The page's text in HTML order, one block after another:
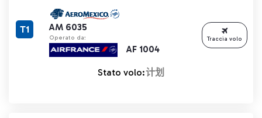
AM 6035
Operato da:
AF 1004
T1
Stato volo:计划
Traccia volo